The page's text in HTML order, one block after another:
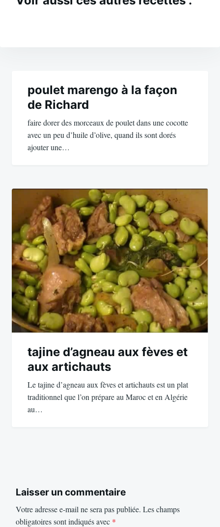
l’article
poulet marengo à la façon
de Richard
faire dorer des morceaux de poulet dans une cocotte
avec un peu d’huile d’olive, quand ils sont dorés
ajouter une…
tajine d’agneau aux fèves et
aux artichauts
Le tajine d’agneau aux fèves et artichauts est un plat
traditionnel que l’on prépare au Maroc et en Algérie
au…
Laisser un commentaire
Votre adresse e-mail ne sera pas publiée. Les champs
obligatoires sont indiqués avec *